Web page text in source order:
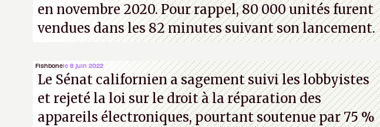
en novembre 2020. Pour rappel, 80 000 unités furent
vendues dans les 82 minutes suivant son lancement.
Fishbonele 8 juin 2022
Le Sénat californien a sagement suivi les lobbyistes
et rejeté la loi sur le droit à la réparation des
appareils électroniques, pourtant soutenue par 75 %